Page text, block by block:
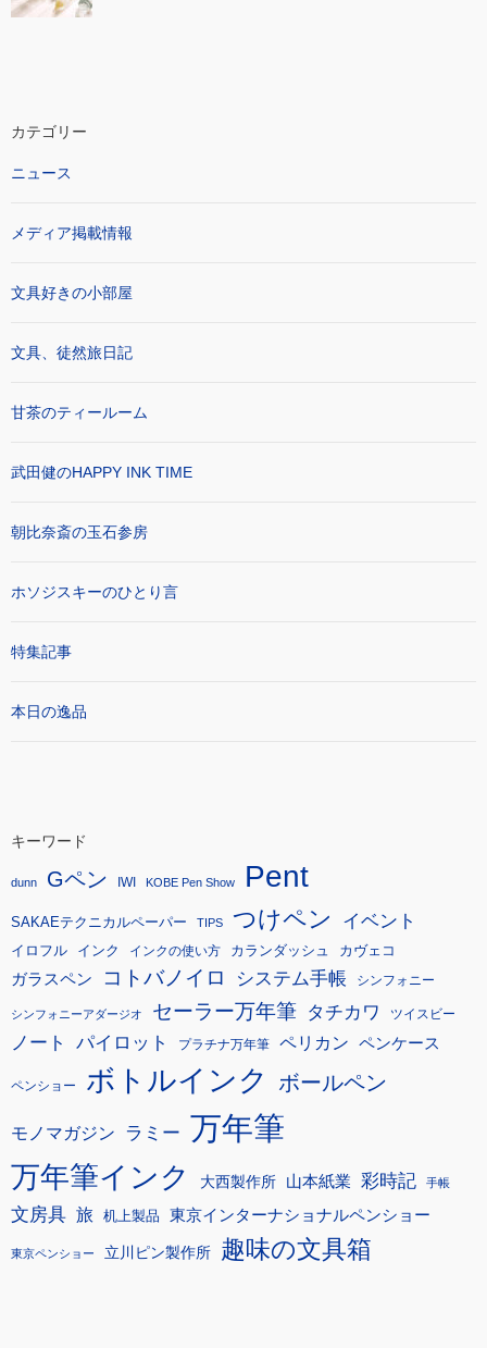
カテゴリー
ニュース
メディア掲載情報
文具好きの小部屋
文具、徒然旅日記
甘茶のティールーム
武田健のHAPPY INK TIME
朝比奈斎の玉石参房
ホソジスキーのひとり言
特集記事
本日の逸品
キーワード
dunn Gペン IWI KOBE Pen Show Pent
SAKAEテクニカルペーパー TIPS つけペン イベント
イロフル インク インクの使い方 カランダッシュ カヴェコ
ガラスペン コトバノイロ システム手帳 シンフォニー
シンフォニーアダージオ セーラー万年筆 タチカワ ツイスビー
ノート パイロット プラチナ万年筆 ペリカン ペンケース
ペンショー ボトルインク ボールペン
モノマガジン ラミー 万年筆
万年筆インク 大西製作所 山本紙業 彩時記 手帳
文房具 旅 机上製品 東京インターナショナルペンショー
東京ペンショー 立川ピン製作所 趣味の文具箱